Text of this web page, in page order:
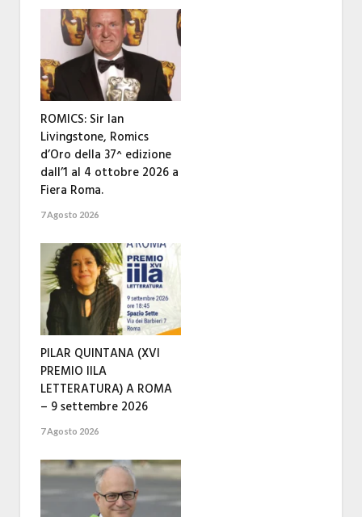
ROMICS: Sir Ian
Livingstone, Romics
d’Oro della 37^ edizione
dall’1 al 4 ottobre 2026 a
Fiera Roma.
7 Agosto 2026
PILAR QUINTANA (XVI
PREMIO IILA
LETTERATURA) A ROMA
– 9 settembre 2026
7 Agosto 2026